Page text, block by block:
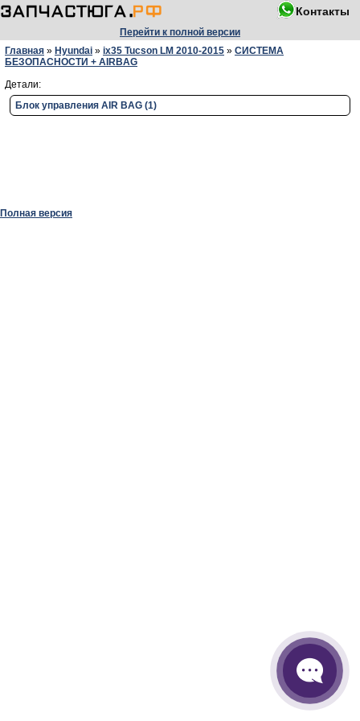
Контакты
Перейти к полной версии
Главная » Hyundai » ix35 Tucson LM 2010-2015 » СИСТЕМА
БЕЗОПАСНОСТИ + AIRBAG
Детали:
Блок управления AIR BAG (1)
Полная версия